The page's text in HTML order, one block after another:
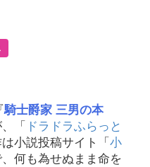
騎士爵家 三男の本
「
ドラドラふらっと
小説投稿サイト「 小
、何も為せぬまま命を